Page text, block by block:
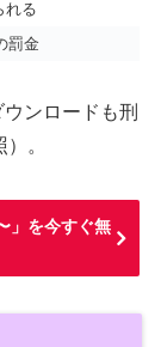
れる
罰金
ンロードも刑
。
」を今すぐ無